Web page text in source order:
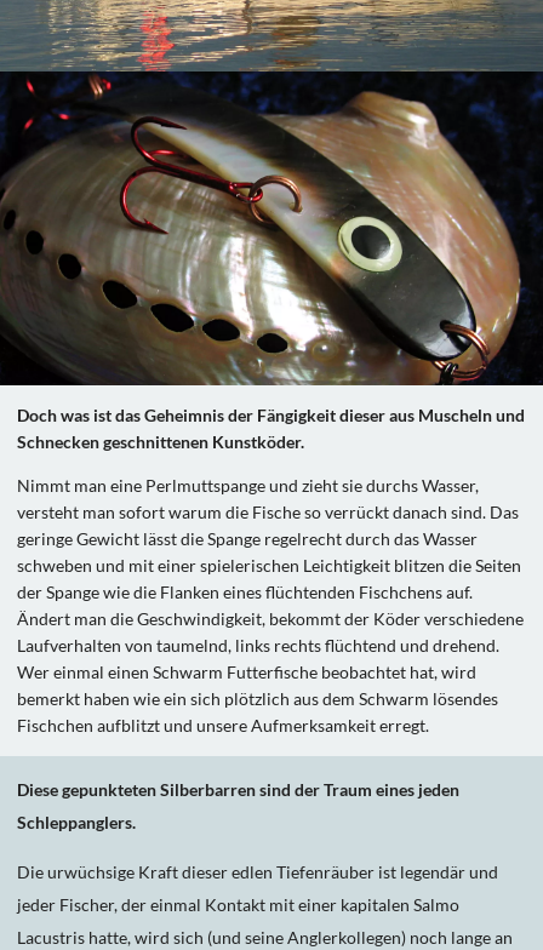
Doch was ist das Geheimnis der Fängigkeit dieser aus Muscheln und
Schnecken geschnittenen Kunstköder.
Nimmt man eine Perlmuttspange und zieht sie durchs Wasser,
versteht man sofort warum die Fische so verrückt danach sind. Das
geringe Gewicht lässt die Spange regelrecht durch das Wasser
schweben und mit einer spielerischen Leichtigkeit blitzen die Seiten
der Spange wie die Flanken eines flüchtenden Fischchens auf.
Ändert man die Geschwindigkeit, bekommt der Köder verschiedene
Laufverhalten von taumelnd, links rechts flüchtend und drehend.
Wer einmal einen Schwarm Futterfische beobachtet hat, wird
bemerkt haben wie ein sich plötzlich aus dem Schwarm lösendes
Fischchen aufblitzt und unsere Aufmerksamkeit erregt.
Diese gepunkteten Silberbarren sind der Traum eines jeden
Schleppanglers.
Die urwüchsige Kraft dieser edlen Tiefenräuber ist legendär und
jeder Fischer, der einmal Kontakt mit einer kapitalen Salmo
Lacustris hatte, wird sich (und seine Anglerkollegen) noch lange an